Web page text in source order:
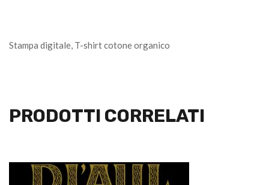
Stampa digitale, T-shirt cotone organico
PRODOTTI CORRELATI